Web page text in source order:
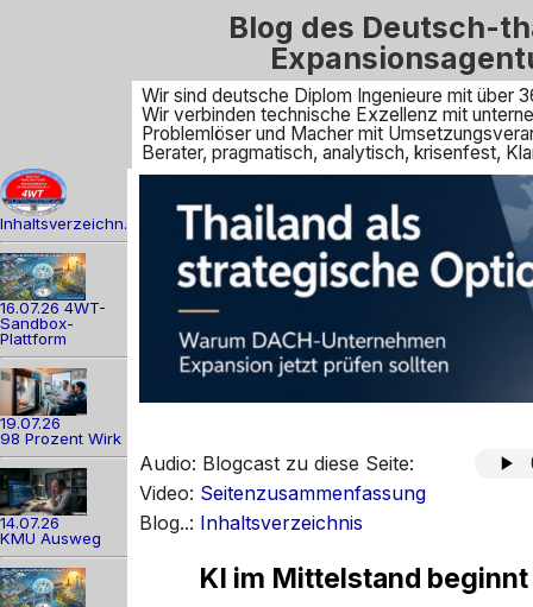
Blog des Deutsch-
Wir sind deutsche Diplom Ingenieure mit über
Wir verbinden technische Exzellenz mit
Problemlöser und Macher mit
Berater, pragmatisch, analytisch, krisenfest,
Inhaltsverzeichn.
16.07.26 4WT-
Sandbox-
Plattform
19.07.26
98 Prozent Wirk
14.07.26
KMU Ausweg
Audio: Blogcast zu diese Seite:
Video: Seitenzusammenfassung
Blog..: Inhaltsverzeichnis
KI im Mittelstand